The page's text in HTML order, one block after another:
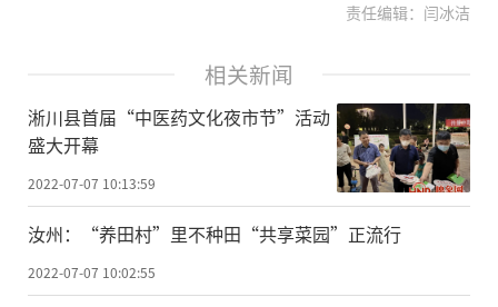
责任编辑：闫冰洁
相关新闻
淅川县首届“中医药文化夜市节”活动
盛大开幕
2022-07-07 10:13:59
汝州：“养田村”里不种田“共享菜园”正流行
2022-07-07 10:02:55